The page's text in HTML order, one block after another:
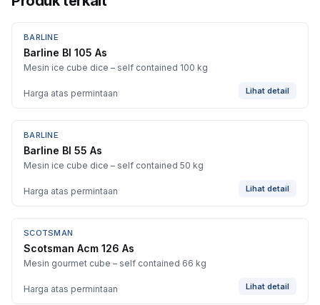
BARLINE
Barline Bl 105 As
Mesin ice cube dice – self contained 100 kg
Harga atas permintaan Lihat detail
BARLINE
Barline Bl 55 As
Mesin ice cube dice – self contained 50 kg
Harga atas permintaan Lihat detail
SCOTSMAN
Scotsman Acm 126 As
Mesin gourmet cube – self contained 66 kg
Harga atas permintaan Lihat detail